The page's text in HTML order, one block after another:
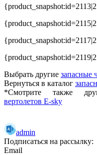
Выбрать другие запасные
Вернуться в каталог
*Смотрите также
вертолетов E-sky
admin
Подписаться на рассылку:
Email